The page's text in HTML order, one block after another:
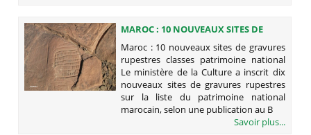
MAROC : 10 NOUVEAUX SITES DE
GRAVURES RUPESTRES CLASSES
PATRIMOINE NATIONAL
Maroc : 10 nouveaux sites de gravures
rupestres classes patrimoine national
Le ministère de la Culture a inscrit dix
nouveaux sites de gravures rupestres
sur la liste du patrimoine national
marocain, selon une publication au B
Savoir plus...